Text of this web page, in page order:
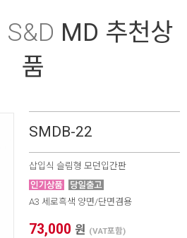
S&D MD 추천상
품
SMDB-22
삽입식 슬림형 모던입간판
A3 세로흑색 양면/단면겸용
73,000 원 (VAT포함)